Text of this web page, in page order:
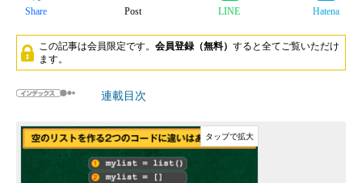
Share Post LINE Hatena
この記事は会員限定です。 会員登録（無料） すると全てご覧いただけ
ます。
連載目次